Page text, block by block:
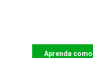
Aprenda como